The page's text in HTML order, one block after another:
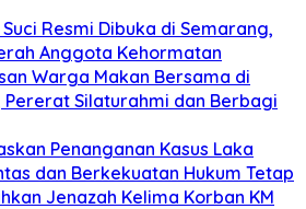
Resmi Dibuka di Semarang,
Anggota Kehormatan
Warga Makan Bersama di
Pererat Silaturahmi dan Berbagi
Penanganan Kasus Laka
dan Berkekuatan Hukum Tetap
Jenazah Kelima Korban KM